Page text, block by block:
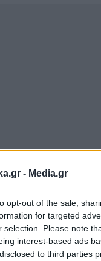
- Media.gr
opt-out of the sale,
for targeted
selection. Please note
interest-based ads
to third parties